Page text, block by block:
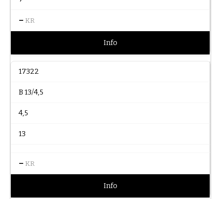
– KR
Info
17322
B 13/4,5
4,5
13
– KR
Info